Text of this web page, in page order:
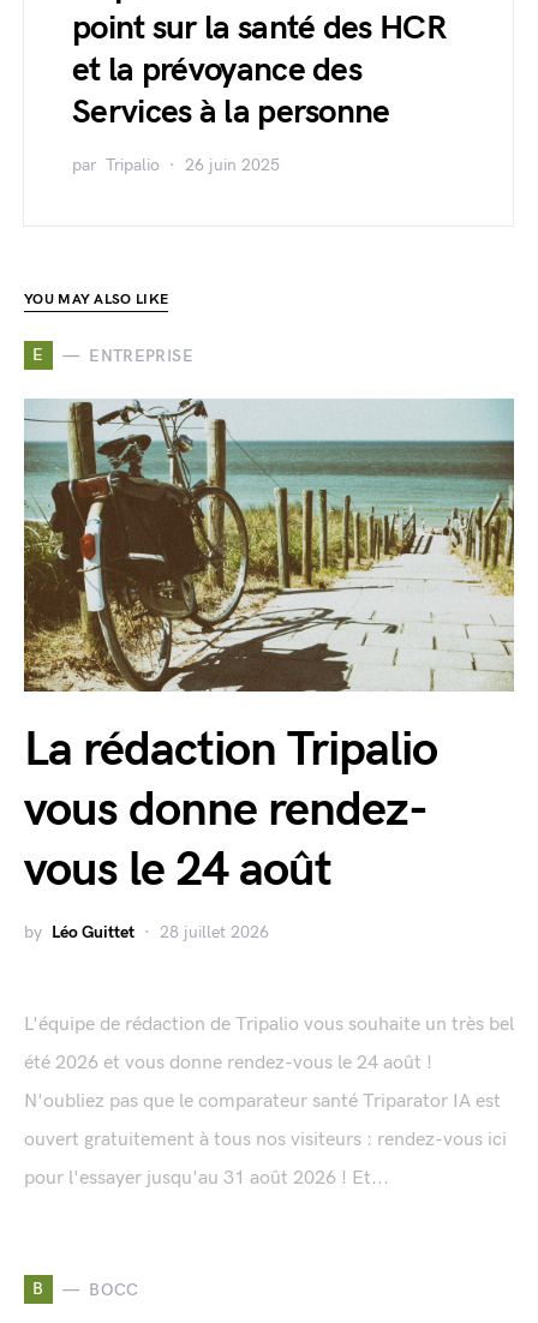
point sur la santé des HCR
et la prévoyance des
Services à la personne
par Tripalio 26 juin 2025
YOU MAY ALSO LIKE
E ENTREPRISE
La rédaction Tripalio
vous donne rendez-
vous le 24 août
by Léo Guittet 28 juillet 2026
L'équipe de rédaction de Tripalio vous souhaite un très bel
été 2026 et vous donne rendez-vous le 24 août !
N'oubliez pas que le comparateur santé Triparator IA est
ouvert gratuitement à tous nos visiteurs : rendez-vous ici
pour l'essayer jusqu'au 31 août 2026 ! Et...
B BOCC